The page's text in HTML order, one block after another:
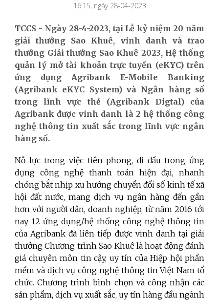
16:15, ngày 28-04-2023
TCCS - Ngày 28-4-2023, tại Lễ kỷ niệm 20 năm
giải thưởng Sao Khuê, vinh danh và trao
thưởng Giải thưởng Sao Khuê 2023, Hệ thống
quản lý mở tài khoản trực tuyến (eKYC) trên
ứng dụng Agribank E-Mobile Banking
(Agribank eKYC System) và Ngân hàng số
trong lĩnh vực thẻ (Agribank Digtal) của
Agribank được vinh danh là 2 hệ thống công
nghệ thông tin xuất sắc trong lĩnh vực ngân
hàng số.
Nỗ lực trong việc tiên phong, đi đầu trong ứng
dụng công nghệ thanh toán hiện đại, nhanh
chóng bắt nhịp xu hướng chuyển đổi số kinh tế xã
hội đất nước, mang dịch vụ ngân hàng đến gần
hơn với người dân, doanh nghiệp, từ năm 2016 tới
nay 12 ứng dụng/hệ thống công nghệ thông tin
của Agribank đã liên tiếp được vinh danh tại giải
thưởng Chương trình Sao Khuê là hoạt động đánh
giá chuyên môn tin cậy, uy tín của Hiệp hội phần
mềm và dịch vụ công nghệ thông tin Việt Nam tổ
chức. Chương trình bình chọn và công nhận các
sản phẩm, dịch vụ xuất sắc, uy tín hàng đầu ngành